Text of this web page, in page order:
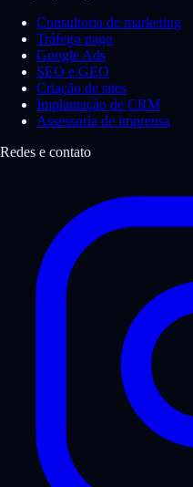
Consultoria de marketing
Tráfego pago
Google Ads
SEO e GEO
Criação de sites
Implantação de CRM
Assessoria de imprensa
Redes e contato